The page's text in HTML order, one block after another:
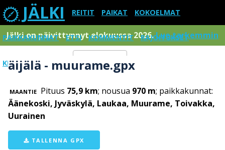
JÄLKI REITIT PAIKAT KOKOELMAT
PAIKKAKUNNAT ETSI KOMMENTIT RAJOITUKSET
KIRJAUDU SISÄÄN Menu
Jälki on päivittynnyt elokuussa 2026.Lue tarkemmin
äijälä - muurame.gpx
MAANTIE Pituus 75,9 km; nousua 970 m; paikkakunnat:
Äänekoski, Jyväskylä, Laukaa, Muurame, Toivakka,
Uurainen
TALLENNA GPX